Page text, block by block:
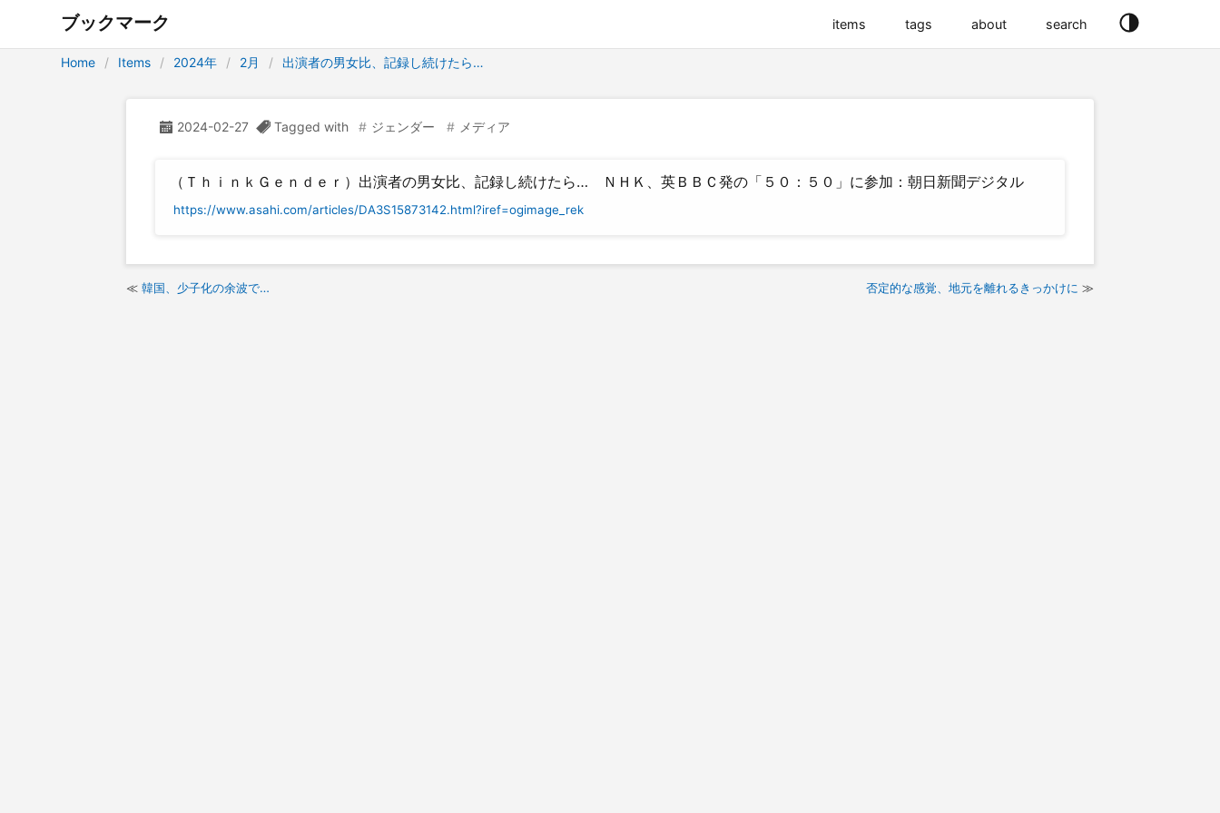
ブックマーク items tags about search
Home Items 2024年 2月 出演者の男女比、記録し続けたら…
2024-02-27 Tagged with ジェンダー メディア
（ＴｈｉｎｋＧｅｎｄｅｒ）出演者の男女比、記録し続けたら… ＮＨＫ、英ＢＢＣ発の「５０：５０」に参加：朝日新聞デジタル
https://www.asahi.com/articles/DA3S15873142.html?iref=ogimage_rek
韓国、少子化の余波で… 否定的な感覚、地元を離れるきっかけに